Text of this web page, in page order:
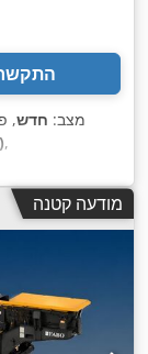
מצב: חדש,
(611.83 כ"ס),
מודעה קטנה